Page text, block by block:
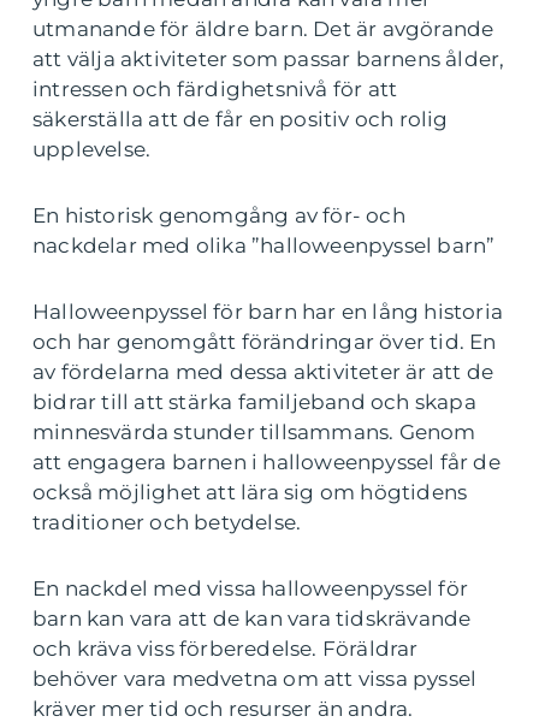
utmanande för äldre barn. Det är avgörande
att välja aktiviteter som passar barnens ålder,
intressen och färdighetsnivå för att
säkerställa att de får en positiv och rolig
upplevelse.
En historisk genomgång av för- och
nackdelar med olika ”halloweenpyssel barn”
Halloweenpyssel för barn har en lång historia
och har genomgått förändringar över tid. En
av fördelarna med dessa aktiviteter är att de
bidrar till att stärka familjeband och skapa
minnesvärda stunder tillsammans. Genom
att engagera barnen i halloweenpyssel får de
också möjlighet att lära sig om högtidens
traditioner och betydelse.
En nackdel med vissa halloweenpyssel för
barn kan vara att de kan vara tidskrävande
och kräva viss förberedelse. Föräldrar
behöver vara medvetna om att vissa pyssel
kräver mer tid och resurser än andra.